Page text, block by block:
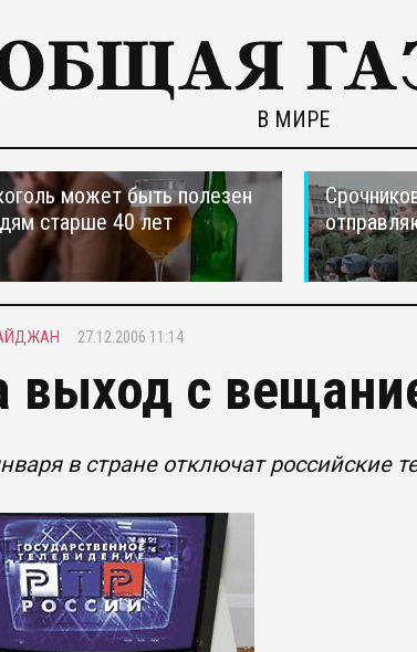
В МИРЕ
может быть полезен
старше 40 лет
27.12.2006 11:14
выход с
в стране отключат российские